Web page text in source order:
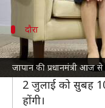
जापान की प्रधानमंत्री आज
दौरा
सबसे पहले
प्रधानमंत्री
2 जुलाई को सुबह 10
होंगी।